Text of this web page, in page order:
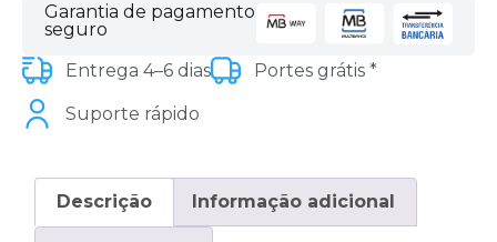
Garantia de pagamento
seguro
Entrega 4–6 dias
Portes grátis *
Suporte rápido
Descrição Informação adicional